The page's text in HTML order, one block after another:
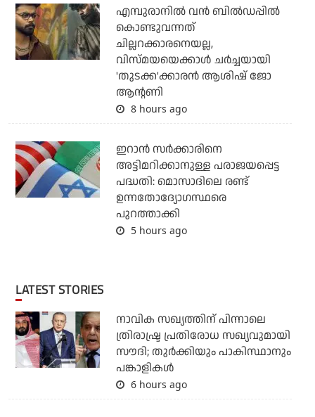
എമ്പുരാനില്‍ വന്‍ ബില്‍ഡപ്പില്‍
കൊണ്ടുവന്നത്
ചില്ലറക്കാരനെയല്ല,
വിസ്മയയെക്കാള്‍ ചര്‍ച്ചയായി
'തുടക്ക'ക്കാരന്‍ ആശിഷ് ജോ
ആന്റണി
8 hours ago
ഇറാന്‍ സര്‍ക്കാരിനെ
അട്ടിമറിക്കാനുള്ള പരാജയപ്പെട്ട
പദ്ധതി: മൊസാദിലെ രണ്ട്
ഉന്നതോദ്യോഗസ്ഥരെ
പുറത്താക്കി
5 hours ago
LATEST STORIES
നാവിക സഖ്യത്തിന് പിന്നാലെ
ത്രിരാഷ്ട്ര പ്രതിരോധ സഖ്യവുമായി
സൗദി; തുര്‍ക്കിയും പാകിസ്ഥാനും
പങ്കാളികള്‍
6 hours ago